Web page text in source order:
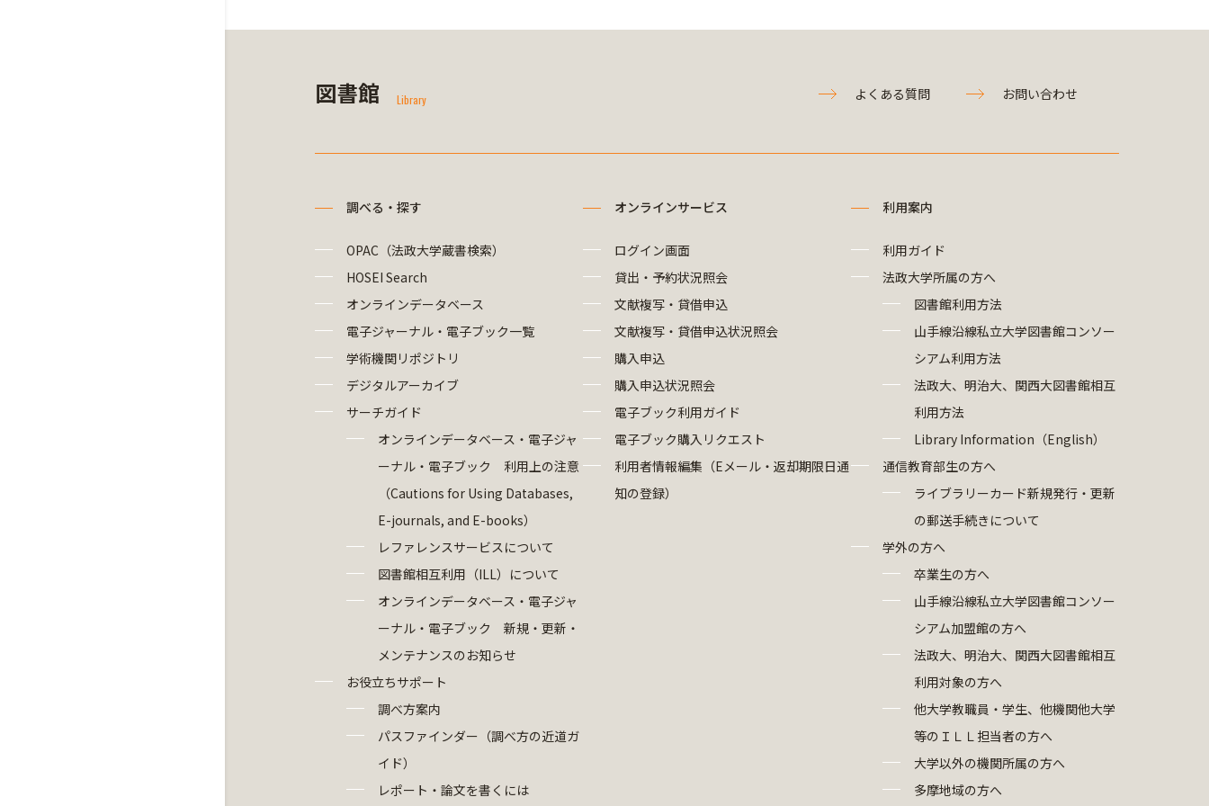
図書館 Library よくある質問 お問い合わせ
調べる・探す
OPAC（法政大学蔵書検索）
HOSEI Search
オンラインデータベース
電子ジャーナル・電子ブック一覧
学術機関リポジトリ
デジタルアーカイブ
サーチガイド
オンラインデータベース・電子ジャ
ーナル・電子ブック 利用上の注意
（Cautions for Using Databases,
E-journals, and E-books）
レファレンスサービスについて
図書館相互利用（ILL）について
オンラインデータベース・電子ジャ
ーナル・電子ブック 新規・更新・
メンテナンスのお知らせ
お役立ちサポート
調べ方案内
パスファインダー（調べ方の近道ガ
イド）
レポート・論文を書くには
オンラインサービス
ログイン画面
貸出・予約状況照会
文献複写・貸借申込
文献複写・貸借申込状況照会
購入申込
購入申込状況照会
電子ブック利用ガイド
電子ブック購入リクエスト
利用者情報編集（Eメール・返却期限日通
知の登録）
利用案内
利用ガイド
法政大学所属の方へ
図書館利用方法
山手線沿線私立大学図書館コンソー
シアム利用方法
法政大、明治大、関西大図書館相互
利用方法
Library Information（English）
通信教育部生の方へ
ライブラリーカード新規発行・更新
の郵送手続きについて
学外の方へ
卒業生の方へ
山手線沿線私立大学図書館コンソー
シアム加盟館の方へ
法政大、明治大、関西大図書館相互
利用対象の方へ
他大学教職員・学生、他機関他大学
等のＩＬＬ担当者の方へ
大学以外の機関所属の方へ
多摩地域の方へ